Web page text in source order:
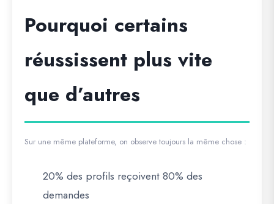
Pourquoi certains
réussissent plus vite
que d’autres
Sur une même plateforme, on observe toujours la même chose :
20% des profils reçoivent 80% des
demandes